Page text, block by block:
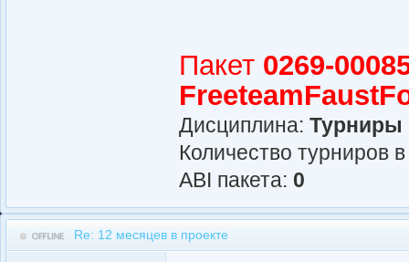
Пакет 0269-
Дисциплина: Турниры
Количество турниров
АBI пакета: 0
Re: 12 месяцев в проекте